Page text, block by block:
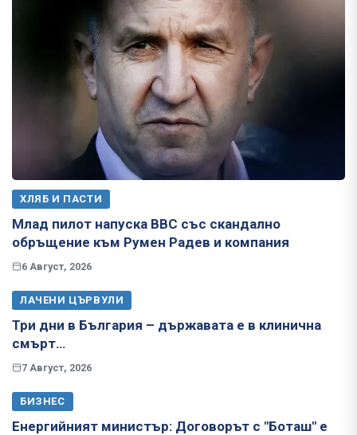
ХЛЯБ И ПАСТИ
Млад пилот напуска ВВС със скандално
обръщение към Румен Радев и компания
6 Август, 2026
ЛАЧЕНИ ЦЪРВУЛИ
Три дни в България – държавата е в клинична
смърт…
7 Август, 2026
БИЗНЕС
Енергийният министър: Договорът с "Боташ" е